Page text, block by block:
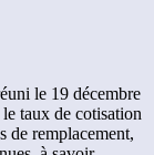
le 19 décembre
taux de cotisation
de remplacement,